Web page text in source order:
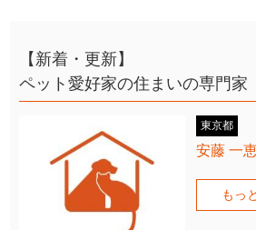
【新着・更新】
ペット愛好家の住まいの専門家
東京都
安藤 一
もっ